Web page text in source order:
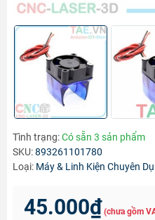
Tình trạng:Có sẵn 3 sản phẩm
SKU:893261101780
Loại: Máy & Linh Kiện Chuyên
45.000₫ (chưa gồm